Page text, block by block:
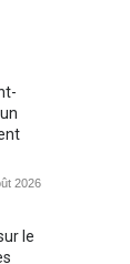
2026
le